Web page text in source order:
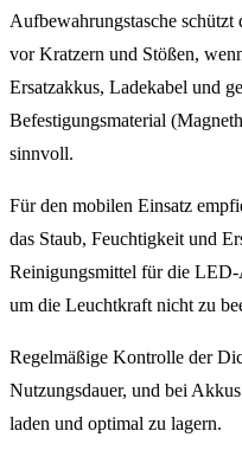
Aufbewahrungstasche
vor Kratzern und Stößen,
Ersatzakkus, Ladekabel und
Befestigungsmaterial
sinnvoll.
Für den mobilen Einsatz
das Staub, Feuchtigkeit und
Reinigungsmittel für die LED-
um die Leuchtkraft nicht zu
Regelmäßige Kontrolle der
Nutzungsdauer, und bei
laden und optimal zu lagern.